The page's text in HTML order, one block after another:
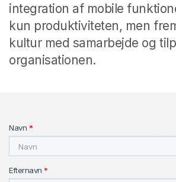
integration af mobile
kun produktiviteten, men
kultur med samarbejde og
organisationen.
Navn *
Efternavn *